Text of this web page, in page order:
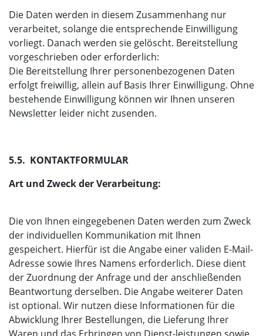
Die Daten werden in diesem Zusammenhang nur
verarbeitet, solange die entsprechende Einwilligung
vorliegt. Danach werden sie gelöscht. Bereitstellung
vorgeschrieben oder erforderlich:
Die Bereitstellung Ihrer personenbezogenen Daten
erfolgt freiwillig, allein auf Basis Ihrer Einwilligung. Ohne
bestehende Einwilligung können wir Ihnen unseren
Newsletter leider nicht zusenden.
5.5. KONTAKTFORMULAR
Art und Zweck der Verarbeitung:
Die von Ihnen eingegebenen Daten werden zum Zweck
der individuellen Kommunikation mit Ihnen
gespeichert. Hierfür ist die Angabe einer validen E-Mail-
Adresse sowie Ihres Namens erforderlich. Diese dient
der Zuordnung der Anfrage und der anschließenden
Beantwortung derselben. Die Angabe weiterer Daten
ist optional. Wir nutzen diese Informationen für die
Abwicklung Ihrer Bestellungen, die Lieferung Ihrer